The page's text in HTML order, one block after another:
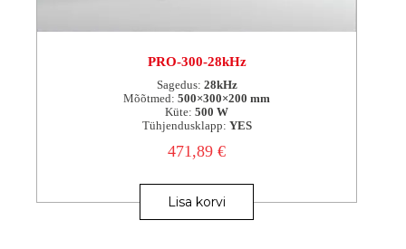
PRO-300-28kHz
Sagedus: 28kHz
Mõõtmed: 500×300×200 mm
Küte: 500 W
Tühjendusklapp: YES
471,89€
Lisa korvi